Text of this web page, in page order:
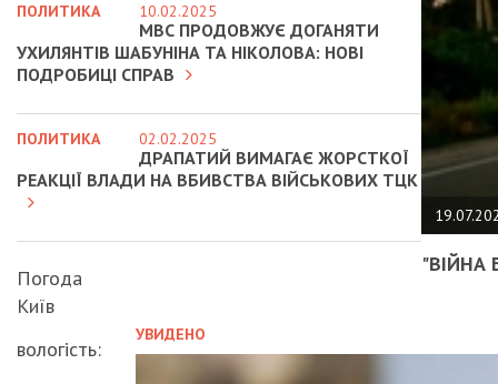
"ВІЙНА
УВИДЕНО
ПОЛИТИКА 10.02.2025
МВС ПРОДОВЖУЄ ДОГАНЯТИ
УХИЛЯНТІВ ШАБУНІНА ТА НІКОЛОВА: НОВІ
ПОДРОБИЦІ СПРАВ
ПОЛИТИКА 02.02.2025
ДРАПАТИЙ ВИМАГАЄ ЖОРСТКОЇ
РЕАКЦІЇ ВЛАДИ НА ВБИВСТВА ВІЙСЬКОВИХ ТЦК
Погода
Київ
вологість: